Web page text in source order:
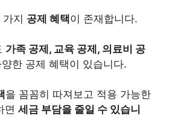
지 공제 혜택이 존재합니다.
가족 공제, 교육 공제, 의료비 공
한 공제 혜택이 있습니다.
을 꼼꼼히 따져보고 적용 가능한
면 세금 부담을 줄일 수 있습니